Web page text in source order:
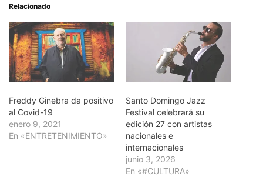
Relacionado
Freddy Ginebra da positivo
al Covid-19
enero 9, 2021
En «ENTRETENIMIENTO»
Santo Domingo Jazz
Festival celebrará su
edición 27 con artistas
nacionales e
internacionales
junio 3, 2026
En «#CULTURA»